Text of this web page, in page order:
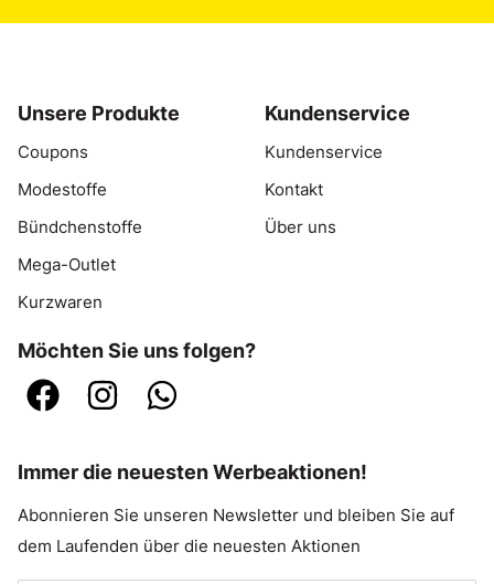
Unsere Produkte
Coupons
Modestoffe
Bündchenstoffe
Mega-Outlet
Kurzwaren
Kundenservice
Kundenservice
Kontakt
Über uns
Möchten Sie uns folgen?
Immer die neuesten Werbeaktionen!
Abonnieren Sie unseren Newsletter und bleiben Sie auf
dem Laufenden über die neuesten Aktionen